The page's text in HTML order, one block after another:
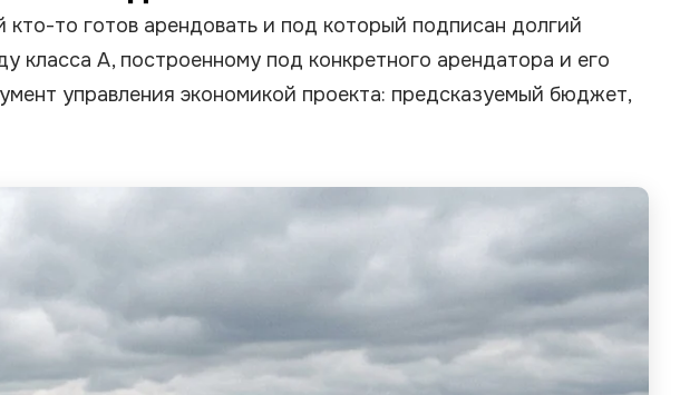
info@sikopora.ru
Адресс
г. Москва, Чермянский проезд, д.7
Режим работы
то готов арендовать и под который подписан долгий
A, построенному под конкретного арендатора и его
управления экономикой проекта: предсказуемый бюджет,